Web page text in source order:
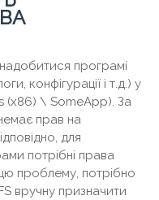
програмі
конфігурації і т.д.) у
(x86) \ SomeApp). За
прав на
для
потрібні права
проблему, потрібно
вручну призначити